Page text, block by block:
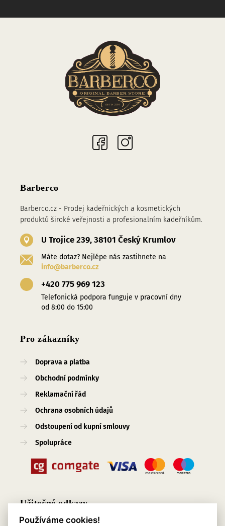
Barberco
Barberco.cz - Prodej kadeřnických a kosmetických
produktů široké veřejnosti a profesionalním kadeřníkům.
U Trojice 239, 38101 Český Krumlov
Máte dotaz? Nejlépe nás zastihnete na
info@barberco.cz
+420 775 969 123
Telefonická podpora funguje v pracovní dny
od 8:00 do 15:00
Pro zákazníky
Doprava a platba
Obchodní podmínky
Reklamační řád
Ochrana osobních údajů
Odstoupení od kupní smlouvy
Spolupráce
Užitečné odkazy
Používáme cookies!